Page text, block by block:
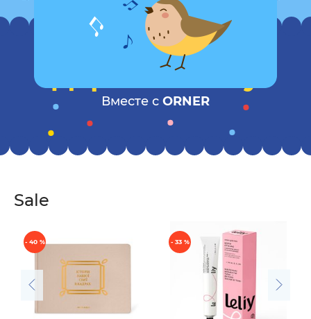
Дарите заботу
Вместе с ORNER
Sale
- 40 % - 33 %